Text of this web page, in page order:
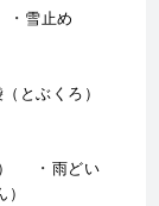
雪止め
とぶくろ）
雨どい